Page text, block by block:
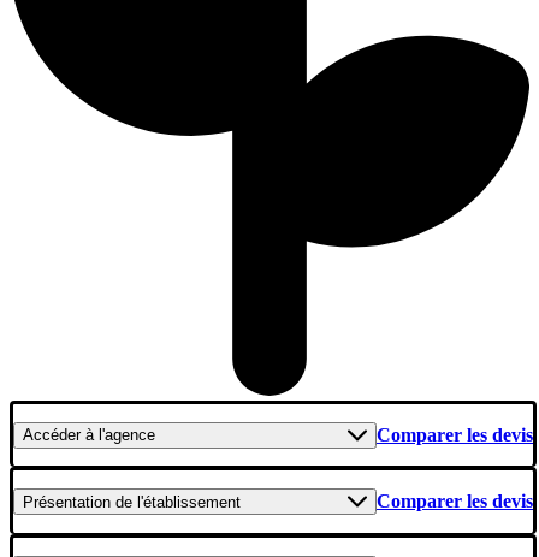
Accéderà l'agence Comparer les devis
Présentation de l'établissement Comparer les devis